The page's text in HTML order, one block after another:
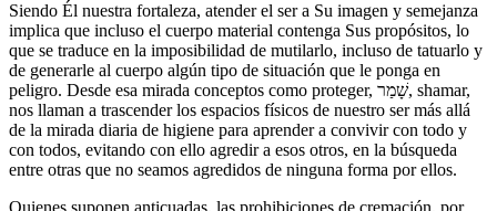
Siendo Él nuestra fortaleza, atender el ser a Su imagen y semejanza
implica que incluso el cuerpo material contenga Sus propósitos, lo
que se traduce en la imposibilidad de mutilarlo, incluso de tatuarlo y
de generarle al cuerpo algún tipo de situación que le ponga en
peligro. Desde esa mirada conceptos como proteger, שָׁמַר, shamar,
nos llaman a trascender los espacios físicos de nuestro ser más allá
de la mirada diaria de higiene para aprender a convivir con todo y
con todos, evitando con ello agredir a esos otros, en la búsqueda
entre otras que no seamos agredidos de ninguna forma por ellos.